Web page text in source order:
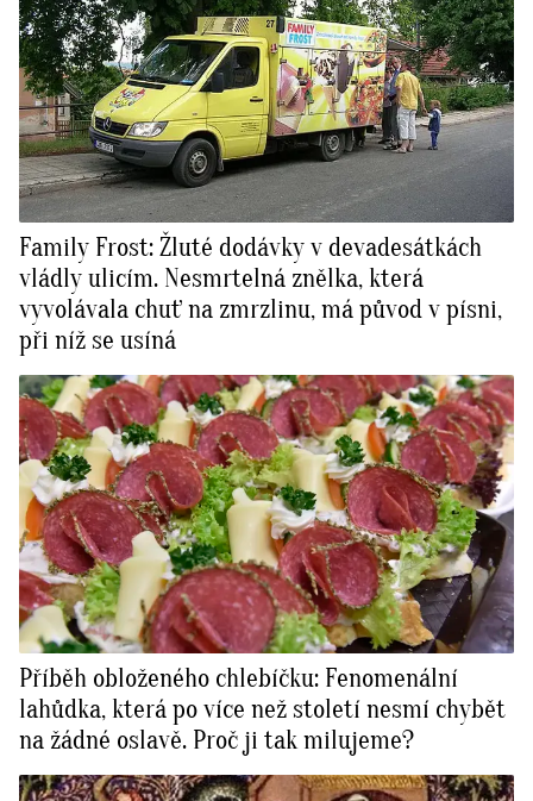
Family Frost: Žluté dodávky v devadesátkách
vládly ulicím. Nesmrtelná znělka, která
vyvolávala chuť na zmrzlinu, má původ v písni,
při níž se usíná
Příběh obloženého chlebíčku: Fenomenální
lahůdka, která po více než století nesmí chybět
na žádné oslavě. Proč ji tak milujeme?